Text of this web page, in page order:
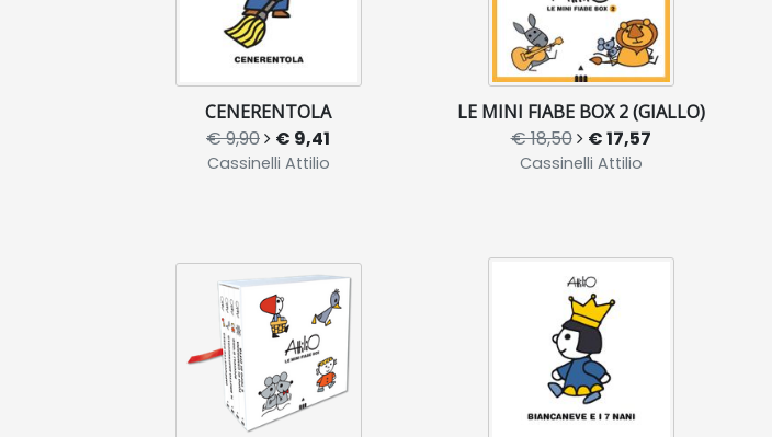
CENERENTOLA
€ 9,90 € 9,41
Cassinelli Attilio
LE MINI FIABE BOX 2 (GIALLO)
€ 18,50 € 17,57
Cassinelli Attilio